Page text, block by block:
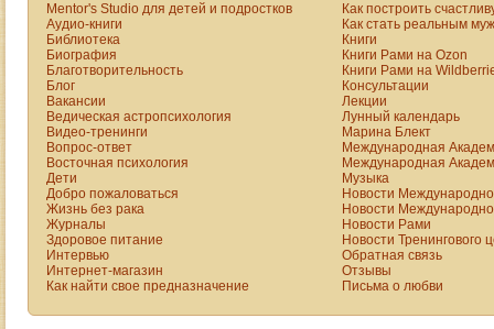
Mentor's Studio для детей и подростков
Аудио-книги
Библиотека
Биография
Благотворительность
Блог
Вакансии
Ведическая астропсихология
Видео-тренинги
Вопрос-ответ
Восточная психология
Дети
Добро пожаловаться
Жизнь без рака
Журналы
Здоровое питание
Интервью
Интернет-магазин
Как найти свое предназначение
Как построить
Как стать реальным
Книги
Книги Рами на Ozon
Книги Рами на
Консультации
Лекции
Лунный календарь
Марина Блект
Международная
Международная
Музыка
Новости
Новости
Новости Рами
Новости Тренингового
Обратная связь
Отзывы
Письма о любви